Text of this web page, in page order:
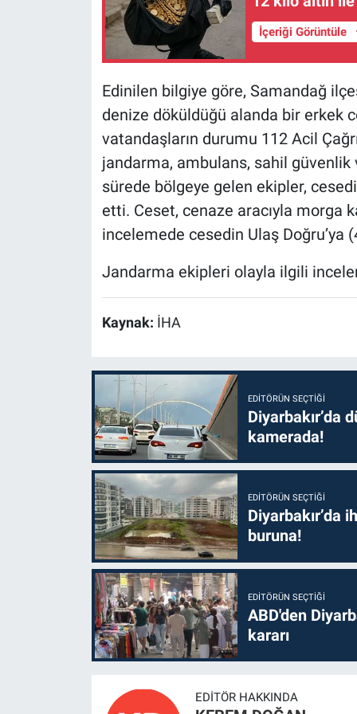
İçeriği Görüntüle
Edinilen bilgiye göre, Samandağ
denize döküldüğü alanda bir erkek
vatandaşların durumu 112 Acil
jandarma, ambulans, sahil güvenlik
sürede bölgeye gelen ekipler,
etti. Ceset, cenaze aracıyla morga
incelemede cesedin Ulaş Doğru’ya
Jandarma ekipleri olayla ilgili
Kaynak: İHA
EDITÖRÜN SEÇTIĞI
Diyarbakır’da
kamerada!
EDITÖRÜN SEÇTIĞI
Diyarbakır’da
buruna!
EDITÖRÜN SEÇTIĞI
ABD'den
kararı
EDITÖR HAKKINDA